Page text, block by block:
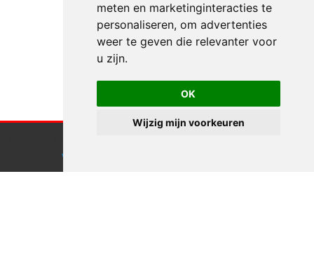
meten en marketinginteracties te
personaliseren, om advertenties
weer te geven die relevanter voor
u zijn.
OK
Wijzig mijn voorkeuren
voor meer informatie